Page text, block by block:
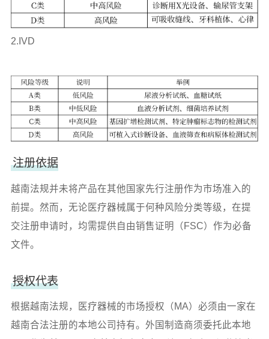
2.IVD
注册依据
越南法规并未将产品在其他国家先行注册作为市场准入的
前提。然而，无论医疗器械属于何种风险分类等级，在提
交注册申请时，均需提供自由销售证明（FSC）作为必备
文件。
授权代表
根据越南法规，医疗器械的市场授权（MA）必须由一家在
越南合法注册的本地公司持有。外国制造商须委托此本地